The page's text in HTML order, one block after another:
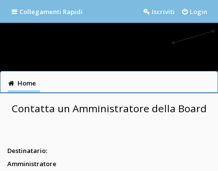
Collegamenti Rapidi Login
Iscriviti
Home
Contatta un Amministratore della Board
Destinatario:
Amministratore